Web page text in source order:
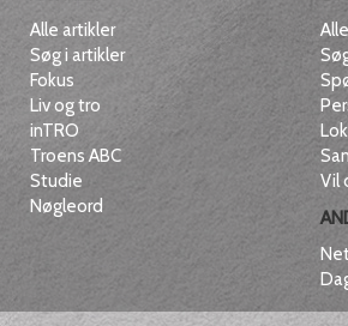
Alle artikler
Søg i artikler
Fokus
Liv og tro
inTRO
Troens ABC
Studie
Nøgleord
Vil